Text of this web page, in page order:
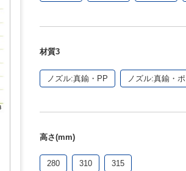
材質3
ノズル:真鍮・PP ノズル:真鍮・
高さ(mm)
280 310 315